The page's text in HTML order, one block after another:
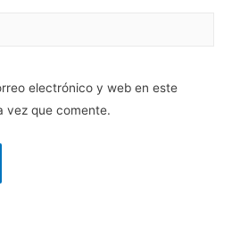
electrónico y web en este
vez que comente.